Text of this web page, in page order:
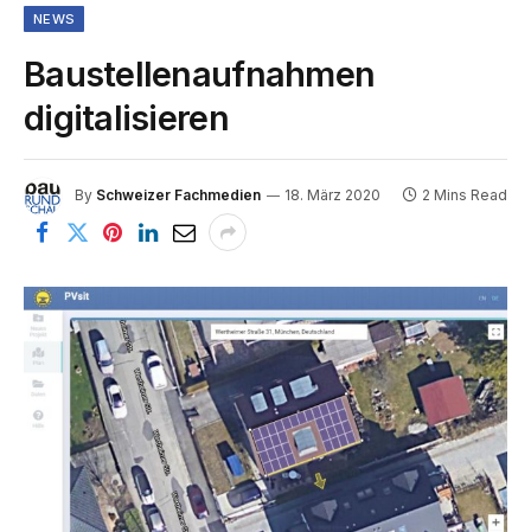
NEWS
Baustellenaufnahmen
digitalisieren
By Schweizer Fachmedien 18. März 2020 2 Mins Read